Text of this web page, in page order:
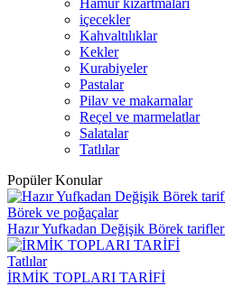
içecekler
Kahvaltılıklar
Kekler
Kurabiyeler
Pastalar
Pilav ve makarnalar
Reçel ve marmelatlar
Salatalar
Tatlılar
Popüler Konular
Börek ve poğaçalar
Hazır Yufkadan Değişik Börek
Tatlılar
İRMİK TOPLARI TARİFİ